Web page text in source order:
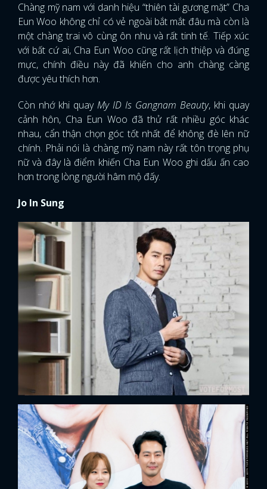
Chàng mỹ nam với danh hiệu “thiên tài gương mặt” Cha
Eun Woo không chỉ có vẻ ngoài bắt mắt đâu mà còn là
một chàng trai vô cùng ôn nhu và rất tinh tế. Tiếp xúc
với bất cứ ai, Cha Eun Woo cũng rất lịch thiệp và đúng
mực, chính điều này đã khiến cho anh chàng càng
được yêu thích hơn.
Còn nhớ khi quay My ID Is Gangnam Beauty, khi quay
cảnh hôn, Cha Eun Woo đã thử rất nhiều góc khác
nhau, cẩn thận chọn góc tốt nhất để không đè lên nữ
chính. Phải nói là chàng mỹ nam này rất tôn trọng phụ
nữ và đây là điểm khiến Cha Eun Woo ghi dấu ấn cao
hơn trong lòng người hâm mộ đấy.
Jo In Sung